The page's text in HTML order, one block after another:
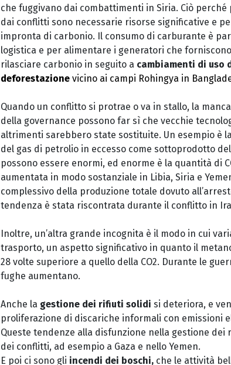
che fuggivano dai combattimenti in Siria. Ciò
dai conflitti sono necessarie risorse significative e
impronta di carbonio. Il consumo di carburante è
logistica e per alimentare i generatori che
rilasciare carbonio in seguito a cambiamenti di uso
deforestazione vicino ai campi Rohingya in
Quando un conflitto si protrae o va in stallo, la
della governance possono far sì che vecchie
altrimenti sarebbero state sostituite. Un esempio è
del gas di petrolio in eccesso come sottoprodotto
possono essere enormi, ed enorme è la quantità di
aumentata in modo sostanziale in Libia, Siria e
complessivo della produzione totale dovuto
tendenza è stata riscontrata durante il conflitto in
Inoltre, un’altra grande incognita è il modo in cui
trasporto, un aspetto significativo in quanto il
28 volte superiore a quello della CO2. Durante le
fughe aumentano.
Anche la gestione dei rifiuti solidi si deteriora, e
proliferazione di discariche informali con emissioni
Queste tendenze alla disfunzione nella gestione
dei conflitti, ad esempio a Gaza e nello Yemen.
E poi ci sono gli incendi dei boschi, che le attività